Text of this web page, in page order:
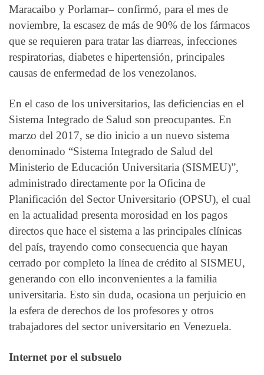
Maracaibo y Porlamar– confirmó, para el mes de
noviembre, la escasez de más de 90% de los fármacos
que se requieren para tratar las diarreas, infecciones
respiratorias, diabetes e hipertensión, principales
causas de enfermedad de los venezolanos.
En el caso de los universitarios, las deficiencias en el
Sistema Integrado de Salud son preocupantes. En
marzo del 2017, se dio inicio a un nuevo sistema
denominado “Sistema Integrado de Salud del
Ministerio de Educación Universitaria (SISMEU)”,
administrado directamente por la Oficina de
Planificación del Sector Universitario (OPSU), el cual
en la actualidad presenta morosidad en los pagos
directos que hace el sistema a las principales clínicas
del país, trayendo como consecuencia que hayan
cerrado por completo la línea de crédito al SISMEU,
generando con ello inconvenientes a la familia
universitaria. Esto sin duda, ocasiona un perjuicio en
la esfera de derechos de los profesores y otros
trabajadores del sector universitario en Venezuela.
Internet por el subsuelo